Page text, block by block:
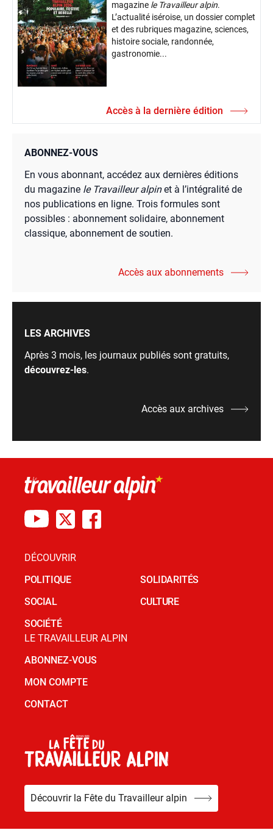
magazine le Travailleur alpin.
L’actualité iséroise, un dossier complet
et des rubriques magazine, sciences,
histoire sociale, randonnée,
gastronomie...
Accès à la dernière édition
ABONNEZ-VOUS
En vous abonnant, accédez aux dernières éditions
du magazine le Travailleur alpinet à l’intégralité de
nos publications en ligne. Trois formules sont
possibles : abonnement solidaire, abonnement
classique, abonnement de soutien.
Accès aux abonnements
LES ARCHIVES
Après 3 mois, les journaux publiés sont gratuits,
découvrez-les.
Accès aux archives
DÉCOUVRIR
POLITIQUE
SOCIAL
SOCIÉTÉ
SOLIDARITÉS
CULTURE
LE TRAVAILLEUR ALPIN
ABONNEZ-VOUS
MON COMPTE
CONTACT
Découvrir la Fête du Travailleur alpin